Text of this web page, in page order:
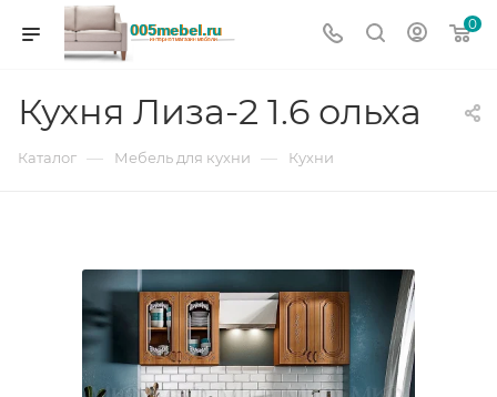
0
Кухня Лиза-2 1.6 ольха
Каталог — Мебель для кухни — Кухни